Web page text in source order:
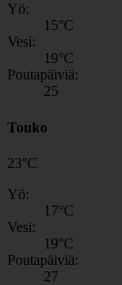
Yö:
15°C
Vesi:
19°C
Poutapäiviä:
25
Touko
23°C
Yö:
17°C
Vesi:
19°C
Poutapäiviä:
27